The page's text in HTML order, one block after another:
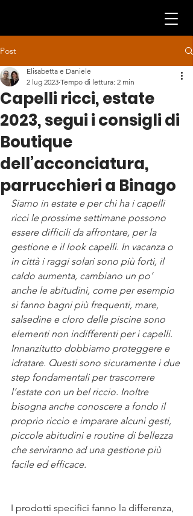
Post
Capelli ricci, estate
2023, segui i consigli di
Boutique
dell’acconciatura,
parrucchieri a Binago
Elisabetta e Daniele
2 lug 2023 Tempo di lettura: 2 min
Siamo in estate e per chi ha i capelli
ricci le prossime settimane possono
essere difficili da affrontare, per la
gestione e il look capelli. In vacanza o
in città i raggi solari sono più forti, il
caldo aumenta, cambiano un po’
anche le abitudini, come per esempio
si fanno bagni più frequenti, mare,
salsedine e cloro delle piscine sono
elementi non indifferenti per i capelli.
Innanzitutto dobbiamo proteggere e
idratare. Questi sono sicuramente i due
step fondamentali per trascorrere
l’estate con un bel riccio. Inoltre
bisogna anche conoscere a fondo il
proprio riccio e imparare alcuni gesti,
piccole abitudini e routine di bellezza
che serviranno ad una gestione più
facile ed efficace.
I prodotti specifici fanno la differenza,